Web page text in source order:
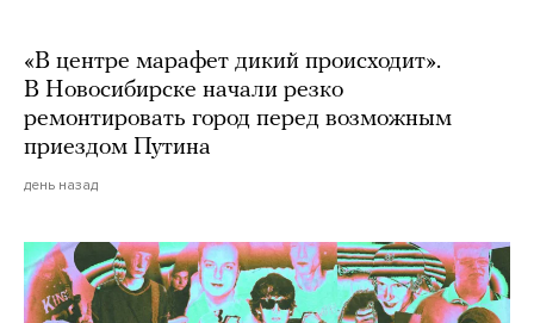
«В центре марафет дикий происходит».
В Новосибирске начали резко
ремонтировать город перед возможным
приездом Путина
день назад